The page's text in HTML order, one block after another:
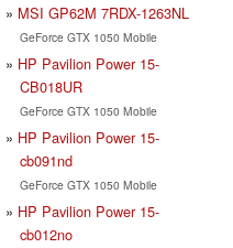
MSI GP62M 7RDX-1263NL
GeForce GTX 1050 Mobile
HP Pavilion Power 15-
CB018UR
GeForce GTX 1050 Mobile
HP Pavilion Power 15-
cb091nd
GeForce GTX 1050 Mobile
HP Pavilion Power 15-
cb012no